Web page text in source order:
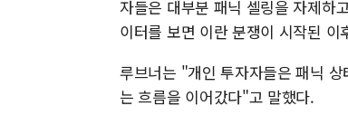
자들은 대부분 패닉 셀링을 자제하
이터를 보면 이란 분쟁이 시작된
루브너는 "개인 투자자들은 패닉
는 흐름을 이어갔다"고 말했다.